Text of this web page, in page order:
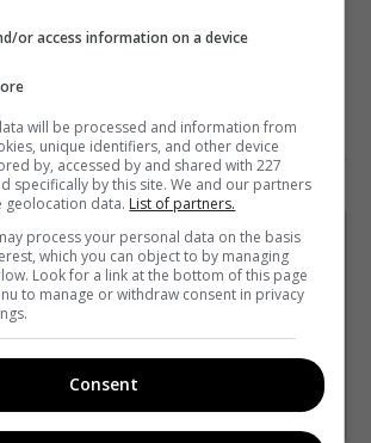
лист з найцікавішим.
!
раз, якщо не отримуєте від нас листи
Підписатись→
SendPulse
or access information on a device
will be processed and information from
unique identifiers, and other device
by, accessed by and shared with 227
specifically by this site. We and our partners
geolocation data. List of partners.
process your personal data on the basis
which you can object to by managing
Look for a link at the bottom of this page
to manage or withdraw consent in privacy
Consent